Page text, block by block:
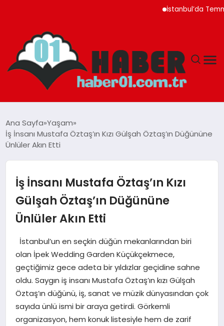
İstanbul’da Temmuz
ADANA
GÜNDEM
MAGAZIN
EĞITIM
TEKNOLOJI
Ana Sayfa Yaşam
İş İnsanı Mustafa Öztaş’ın Kızı Gülşah Öztaş’ın Düğününe
Ünlüler Akın Etti
İş İnsanı Mustafa Öztaş’ın Kızı
Gülşah Öztaş’ın Düğününe
Ünlüler Akın Etti
İstanbul’un en seçkin düğün mekanlarından biri
olan İpek Wedding Garden Küçükçekmece,
geçtiğimiz gece adeta bir yıldızlar geçidine sahne
oldu. Saygın iş insanı Mustafa Öztaş’ın kızı Gülşah
Öztaş’ın düğünü, iş, sanat ve müzik dünyasından çok
sayıda ünlü ismi bir araya getirdi. Görkemli
organizasyon, hem konuk listesiyle hem de zarif